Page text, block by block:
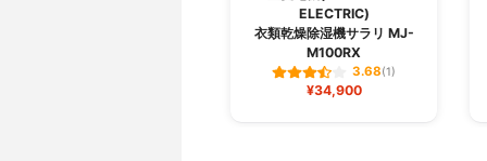
ELECTRIC)
衣類乾燥除湿機サラリ MJ-
M100RX
3.68(1)
¥34,900